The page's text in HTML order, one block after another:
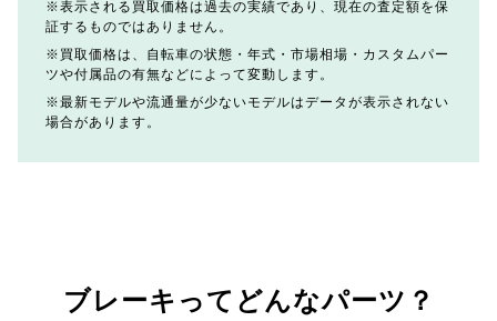
表示される買取価格は過去の実績であり、現在の査定額を保
証するものではありません。
買取価格は、自転車の状態・年式・市場相場・カスタムパー
ツや付属品の有無などによって変動します。
最新モデルや流通量が少ないモデルはデータが表示されない
場合があります。
ブレーキってどんなパーツ？